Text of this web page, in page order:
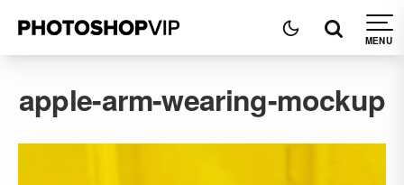
apple-arm-wearing-mockup